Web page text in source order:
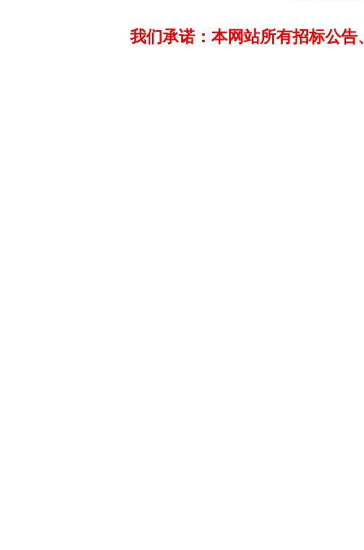
我们承诺：本网站所有招标公